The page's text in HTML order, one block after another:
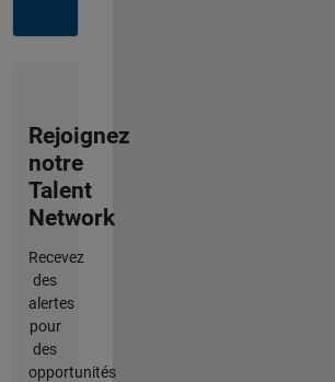
Rejoignez
notre
Talent
Network
Recevez
des
alertes
pour
des
opportunités